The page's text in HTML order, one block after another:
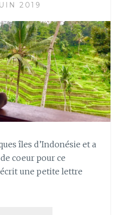
2019
îles d’Indonésie et a
coeur pour ce
une petite lettre